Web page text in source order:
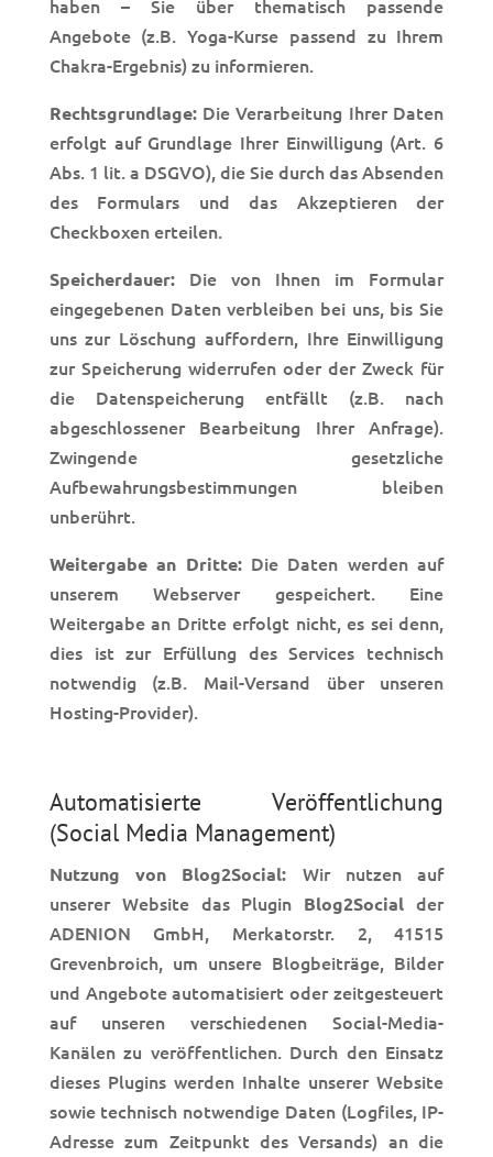
haben – Sie über thematisch passende
Angebote (z.B. Yoga-Kurse passend zu Ihrem
Chakra-Ergebnis) zu informieren.
Rechtsgrundlage:Die Verarbeitung Ihrer Daten
erfolgt auf Grundlage Ihrer Einwilligung (Art. 6
Abs. 1 lit. a DSGVO), die Sie durch das Absenden
des Formulars und das Akzeptieren der
Checkboxen erteilen.
Speicherdauer:Die von Ihnen im Formular
eingegebenen Daten verbleiben bei uns, bis Sie
uns zur Löschung auffordern, Ihre Einwilligung
zur Speicherung widerrufen oder der Zweck für
die Datenspeicherung entfällt (z.B. nach
abgeschlossener Bearbeitung Ihrer Anfrage).
Zwingende gesetzliche
Aufbewahrungsbestimmungen bleiben
unberührt.
Weitergabe an Dritte:Die Daten werden auf
unserem Webserver gespeichert. Eine
Weitergabe an Dritte erfolgt nicht, es sei denn,
dies ist zur Erfüllung des Services technisch
notwendig (z.B. Mail-Versand über unseren
Hosting-Provider).
Automatisierte Veröffentlichung
(Social Media Management)
Nutzung von Blog2Social: Wir nutzen auf
unserer Website das Plugin Blog2Social der
ADENION GmbH, Merkatorstr. 2, 41515
Grevenbroich, um unsere Blogbeiträge, Bilder
und Angebote automatisiert oder zeitgesteuert
auf unseren verschiedenen Social-Media-
Kanälen zu veröffentlichen. Durch den Einsatz
dieses Plugins werden Inhalte unserer Website
sowie technisch notwendige Daten (Logfiles, IP-
Adresse zum Zeitpunkt des Versands) an die